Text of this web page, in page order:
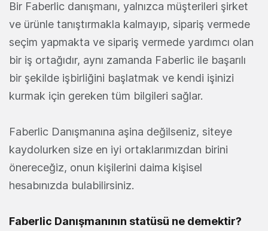
Bir Faberlic danışmanı, yalnızca müşterileri şirket
ve ürünle tanıştırmakla kalmayıp, sipariş vermede
seçim yapmakta ve sipariş vermede yardımcı olan
bir iş ortağıdır, aynı zamanda Faberlic ile başarılı
bir şekilde işbirliğini başlatmak ve kendi işinizi
kurmak için gereken tüm bilgileri sağlar.
Faberlic Danışmanına aşina değilseniz, siteye
kaydolurken size en iyi ortaklarımızdan birini
önereceğiz, onun kişilerini daima kişisel
hesabınızda bulabilirsiniz.
Faberlic Danışmanının statüsü ne demektir?